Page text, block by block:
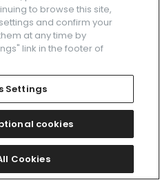
で決定する
to browse this site,
and confirm your
at any time by
link in the footer of
Settings
cookies
Cookies